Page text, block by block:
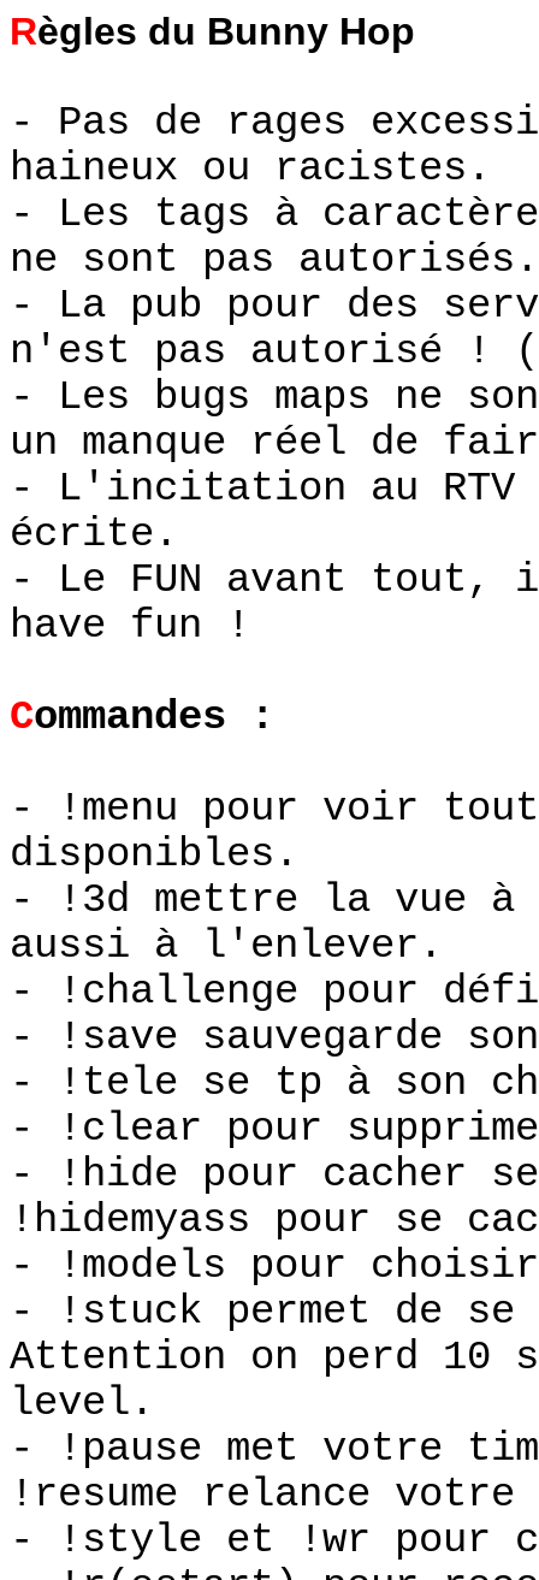
Règles du Bunny Hop
- Pas de rages
haineux ou racistes.
- Les tags à
ne sont pas autorisés.
- La pub pour des
n'est pas autorisé !
- Les bugs maps ne
un manque réel de
- L'incitation au
écrite.
- Le FUN avant
have fun !
Commandes :
- !menu pour voir
disponibles.
- !3d mettre la vue
aussi à l'enlever.
- !challenge pour
- !save sauvegarde
- !tele se tp à son
- !clear pour
- !hide pour cacher
!hidemyass pour se
- !models pour
- !stuck permet de se
Attention on perd 10
level.
- !pause met votre
!resume relance
- !style et !wr pour